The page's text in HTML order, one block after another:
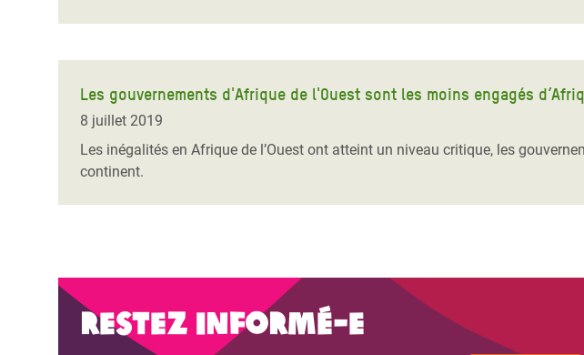
Les gouvernements d'Afrique de l'Ouest sont les moins engagés
8 juillet 2019
Les inégalités en Afrique de l’Ouest ont atteint un niveau critique, les
continent.
Restez informé-e